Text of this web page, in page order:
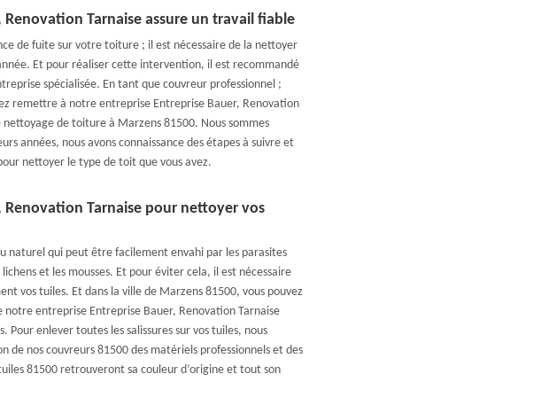
Renovation Tarnaise assure un travail fiable
de fuite sur votre toiture ; il est nécessaire de la nettoyer
Et pour réaliser cette intervention, il est recommandé
spécialisée. En tant que couvreur professionnel ;
remettre à notre entreprise Entreprise Bauer, Renovation
nettoyage de toiture à Marzens 81500. Nous sommes
années, nous avons connaissance des étapes à suivre et
nettoyer le type de toit que vous avez.
Renovation Tarnaise pour nettoyer vos
naturel qui peut être facilement envahi par les parasites
et les mousses. Et pour éviter cela, il est nécessaire
vos tuiles. Et dans la ville de Marzens 81500, vous pouvez
notre entreprise Entreprise Bauer, Renovation Tarnaise
Pour enlever toutes les salissures sur vos tuiles, nous
de nos couvreurs 81500 des matériels professionnels et des
81500 retrouveront sa couleur d’origine et tout son